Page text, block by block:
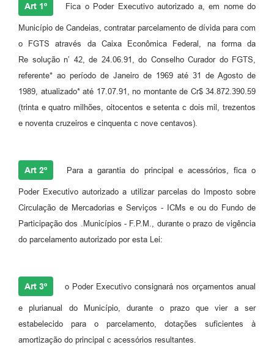
Creche Municipal
Plano Diretor
Farmácia Municipal
Orientações COVID-19
Carta de Serviços
Editais
Legislação para Concurso
Transparência dos recursos municipais empregado no
combate à pandemia do COVID -19
Lei Aldir Blanc
PNAB - CICLO 2
Art 1º Fica o Poder Executivo autorizado a, em nome do
Município de Candeias, contratar parcelamento de dívida para com
o FGTS através da Caixa Econômica Federal, na forma da
Re solução n’ 42, de 24.06.91, do Conselho Curador do FGTS,
referente* ao período de Janeiro de 1969 até 31 de Agosto de
1989, atualizado* até 17.07.91, no montante de Cr$ 34.872.390.59
(trinta e quatro milhões, oitocentos e setenta c dois mil, trezentos
e noventa cruzeiros e cinquenta c nove centavos).
Art 2º Para a garantia do principal e acessórios, fica o
Poder Executivo autorizado a utilizar parcelas do Imposto sobre
Circulação de Mercadorias e Serviços - ICMs e ou do Fundo de
Participação dos .Municípios - F.P.M., durante o prazo de vigência
do parcelamento autorizado por esta Lei:
Art 3º o Poder Executivo consignará nos orçamentos anual
e plurianual do Município, durante o prazo que vier a ser
estabelecido para o parcelamento, dotações suficientes à
amortização do principal c acessórios resultantes.